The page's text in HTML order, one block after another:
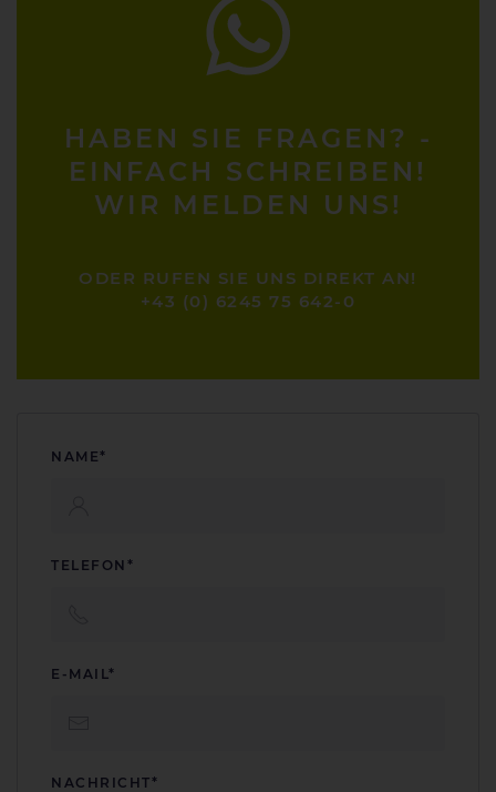
HABEN SIE FRAGEN? -
EINFACH SCHREIBEN!
WIR MELDEN UNS!
ODER RUFEN SIE UNS DIREKT AN!
+43 (0) 6245 75 642-0
NAME*
TELEFON*
E-MAIL*
NACHRICHT*